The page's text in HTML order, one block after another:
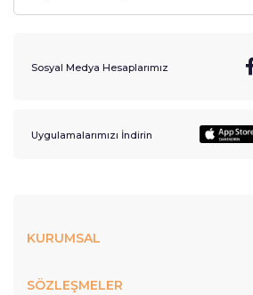
Sosyal Medya Hesaplarımız
Uygulamalarımızı İndirin
KURUMSAL
SÖZLEŞMELER